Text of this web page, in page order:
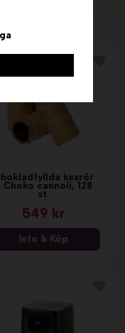
kexrör
Choko cannoli, 128
st.
549 kr
Info & Köp